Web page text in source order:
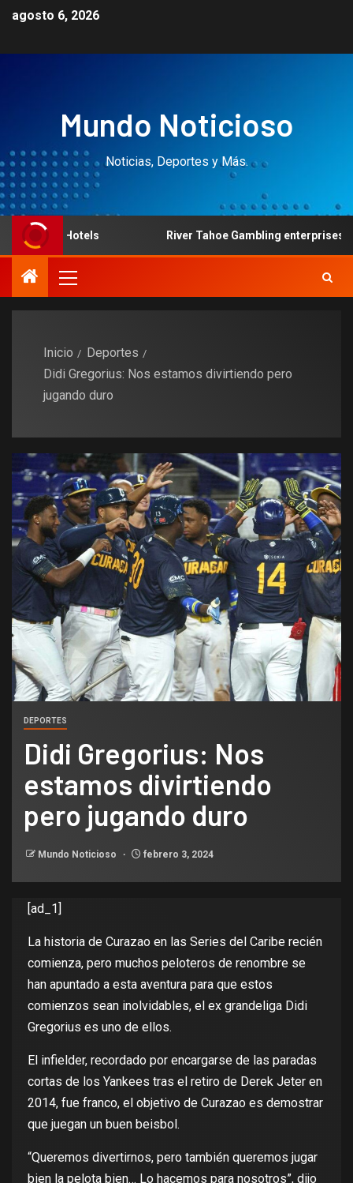
agosto 6, 2026
Mundo Noticioso
Noticias, Deportes y Más.
Hotels River Tahoe Gambling enterprises &
Inicio
Deportes
Didi Gregorius: Nos estamos divirtiendo pero
jugando duro
DEPORTES
Didi Gregorius: Nos
estamos divirtiendo
pero jugando duro
Mundo Noticioso febrero 3, 2024
[ad_1]
La historia de Curazao en las Series del Caribe recién
comienza, pero muchos peloteros de renombre se
han apuntado a esta aventura para que estos
comienzos sean inolvidables, el ex grandeliga Didi
Gregorius es uno de ellos.
El infielder, recordado por encargarse de las paradas
cortas de los Yankees tras el retiro de Derek Jeter en
2014, fue franco, el objetivo de Curazao es demostrar
que juegan un buen beisbol.
“Queremos divertirnos, pero también queremos jugar
bien la pelota bien… Lo hacemos para nosotros”, dijo